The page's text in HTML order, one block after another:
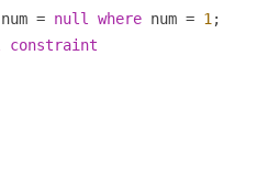
num = null where num = 1 ;
constraint